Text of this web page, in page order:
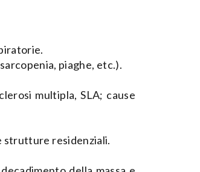
piaghe, etc.).
multipla, SLA; cause
strutture residenziali.